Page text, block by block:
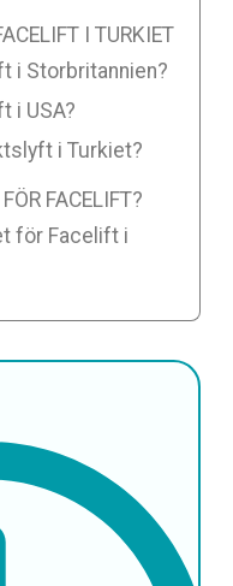
I TURKIET
i Storbritannien?
i USA?
i Turkiet?
FACELIFT?
för Facelift i